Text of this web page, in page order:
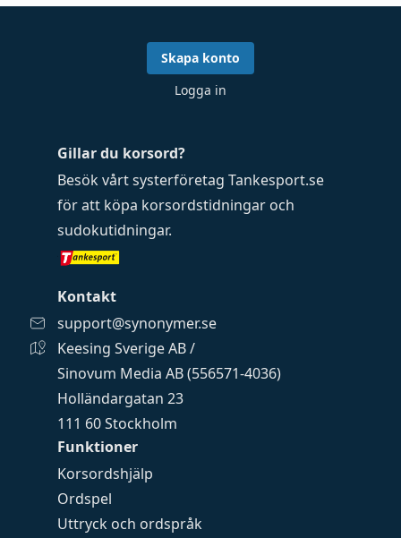
Funktioner
Korsordshjälp
Ordspel
Uttryck och ordspråk
Gillar du korsord?
Besök vårt systerföretag Tankesport.se
för att köpa korsordstidningar och
sudokutidningar.
Kontakt
support@synonymer.se
Keesing Sverige AB /
Sinovum Media AB (556571-4036)
Holländargatan 23
111 60 Stockholm
Skapa konto
Logga in